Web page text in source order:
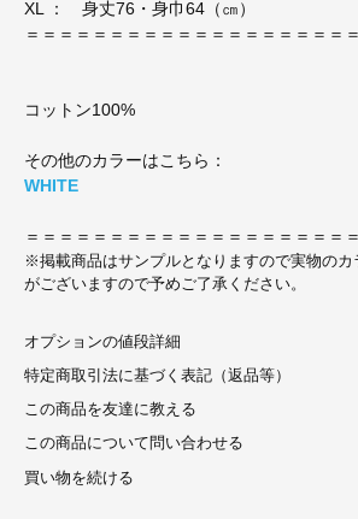
XL ： 身丈76・身巾64（㎝）
＝＝＝＝＝＝＝＝＝＝＝＝＝＝＝＝＝＝＝
コットン100%
その他のカラーはこちら：
WHITE
＝＝＝＝＝＝＝＝＝＝＝＝＝＝＝＝＝＝＝
※掲載商品はサンプルとなりますので実物の
がございますので予めご了承ください。
オプションの値段詳細
特定商取引法に基づく表記（返品等）
この商品を友達に教える
この商品について問い合わせる
買い物を続ける